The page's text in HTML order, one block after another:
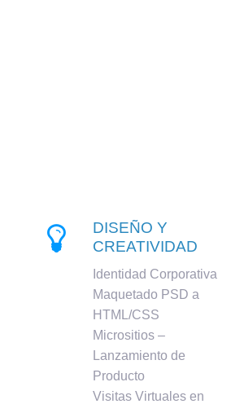

DISEÑO Y
CREATIVIDAD
Identidad Corporativa
Maquetado PSD a
HTML/CSS
Micrositios –
Lanzamiento de
Producto
Visitas Virtuales en